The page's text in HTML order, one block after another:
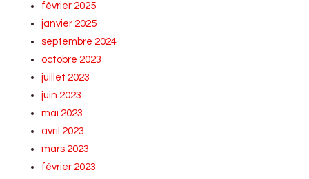
février 2025
janvier 2025
septembre 2024
octobre 2023
juillet 2023
juin 2023
mai 2023
avril 2023
mars 2023
février 2023